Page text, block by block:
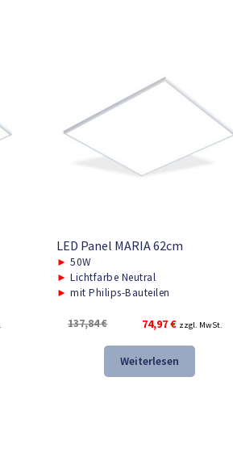
LED Panel MARIA 62cm
► 50W
► Lichtfarbe Neutral
► mit Philips-Bauteilen
137,84€
Ursprünglicher
war:
137,84 €
74,97€Aktueller
ist:
74,97 €.
zzgl. MwSt.
Weiterlesen